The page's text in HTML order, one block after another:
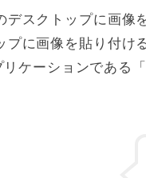
スクトップに画像
に画像を貼り付け
ケーションである